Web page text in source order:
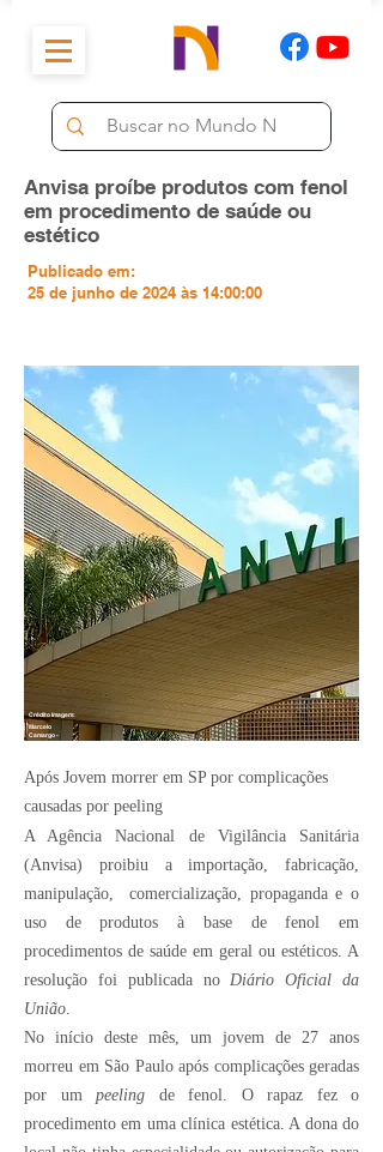
Anvisa proíbe produtos com fenol
em procedimento de saúde ou
estético
Publicado em:
25 de junho de 2024 às 14:00:00
Marcelo
Camargo -
Agência Brasil
Crédito Imagem:
Após Jovem morrer em SP por complicações
causadas por peeling
A Agência Nacional de Vigilância Sanitária
(Anvisa) proibiu a importação, fabricação,
manipulação, comercialização, propaganda e o
uso de produtos à base de fenol em
procedimentos de saúde em geral ou estéticos. A
resolução foi publicada no Diário Oficial da
União
No início deste mês, um jovem de 27 anos
morreu em São Paulo após complicações geradas
por um peeling de fenol. O rapaz fez o
procedimento em uma clínica estética. A dona do